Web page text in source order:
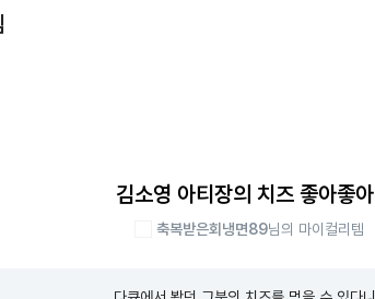
김소영 아티장의 치즈 좋아좋아
축복받은회냉면89님의 마이컬리템